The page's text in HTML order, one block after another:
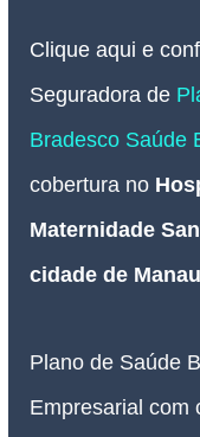
Clique aqui e
Seguradora de
Bradesco Saúde
cobertura no
Maternidade
cidade de
Plano de Saúde
Empresarial com